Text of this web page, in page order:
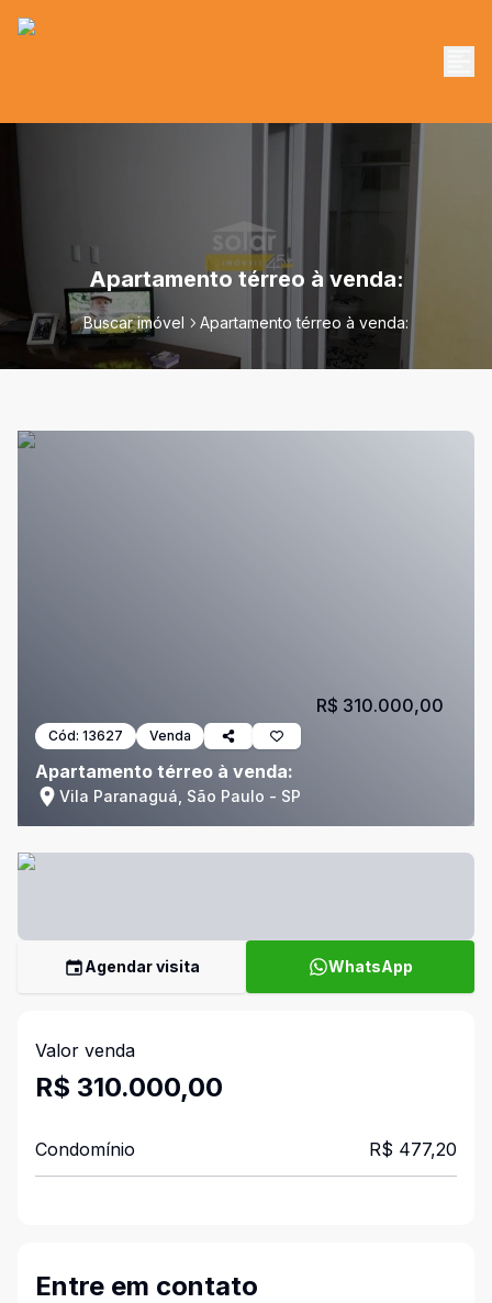
Apartamento térreo à venda:
Buscar imóvel Apartamento térreo à venda:
Cód: 13627 Venda
Apartamento térreo à venda:
Vila Paranaguá, São Paulo - SP
R$ 310.000,00
Agendar visita WhatsApp
Valor venda
R$ 310.000,00
Condomínio R$ 477,20
Entre em contato